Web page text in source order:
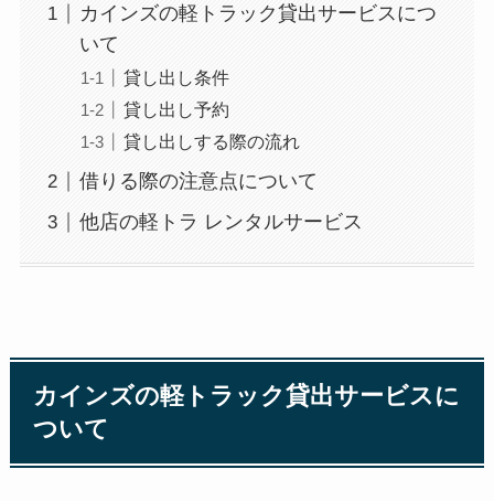
カインズの軽トラック貸出サービスにつ
いて
貸し出し条件
貸し出し予約
貸し出しする際の流れ
借りる際の注意点について
他店の軽トラ レンタルサービス
カインズの軽トラック貸出サービスに
ついて